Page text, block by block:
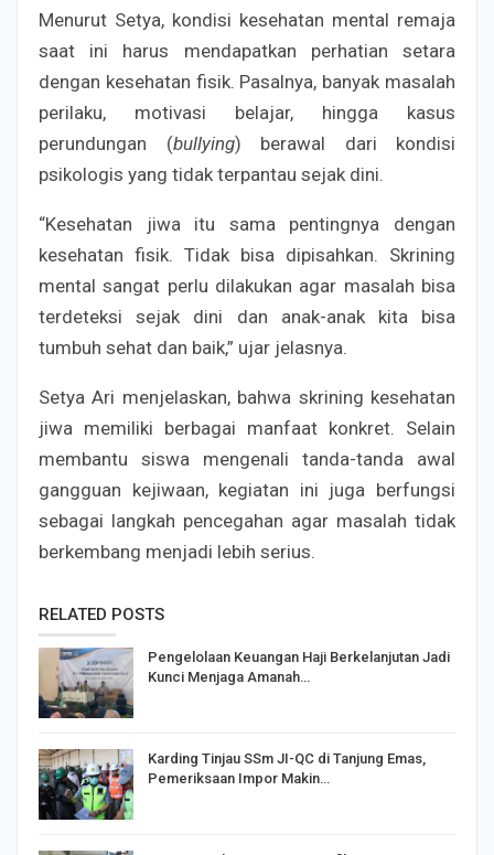
Menurut Setya, kondisi kesehatan mental remaja
saat ini harus mendapatkan perhatian setara
dengan kesehatan fisik. Pasalnya, banyak masalah
perilaku, motivasi belajar, hingga kasus
perundungan (bullying) berawal dari kondisi
psikologis yang tidak terpantau sejak dini.
“Kesehatan jiwa itu sama pentingnya dengan
kesehatan fisik. Tidak bisa dipisahkan. Skrining
mental sangat perlu dilakukan agar masalah bisa
terdeteksi sejak dini dan anak-anak kita bisa
tumbuh sehat dan baik,” ujar jelasnya.
Setya Ari menjelaskan, bahwa skrining kesehatan
jiwa memiliki berbagai manfaat konkret. Selain
membantu siswa mengenali tanda-tanda awal
gangguan kejiwaan, kegiatan ini juga berfungsi
sebagai langkah pencegahan agar masalah tidak
berkembang menjadi lebih serius.
RELATED POSTS
Pengelolaan Keuangan Haji Berkelanjutan Jadi
Kunci Menjaga Amanah…
Karding Tinjau SSm JI-QC di Tanjung Emas,
Pemeriksaan Impor Makin…